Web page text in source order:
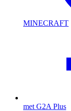
MINECRAFT
met G2A Plus